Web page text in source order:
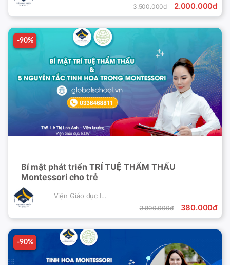
3.500.000đ 2.000.000đ
-90%
-90%
Bí mật phát triển TRÍ TUỆ THẨM THẤU
Montessori cho trẻ
Viện Giáo dục IEDV
3.800.000đ 380.000đ
-90%
-90%